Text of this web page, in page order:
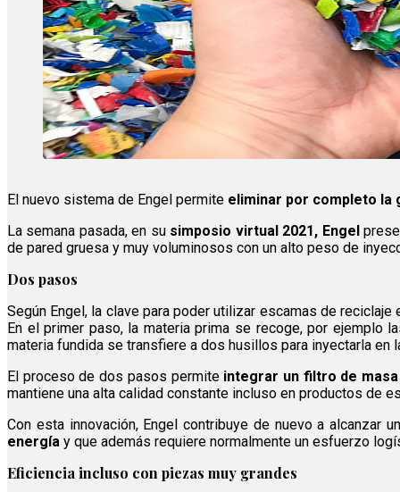
El nuevo sistema de Engel permite eliminar por completo la
La semana pasada, en su simposio virtual 2021, Engel
de pared gruesa y muy voluminosos con un alto peso de
Dos pasos
Según Engel, la clave para poder utilizar escamas de reciclaje
En el primer paso, la materia prima se recoge, por
materia fundida se transfiere a dos husillos para inyectarla en
El proceso de dos pasos permite integrar un filtro de
mantiene una alta calidad constante incluso en productos de
Con esta innovación, Engel contribuye de nuevo a alcanzar
energía y que además requiere normalmente un esfuerzo
Eficiencia incluso con piezas muy grandes